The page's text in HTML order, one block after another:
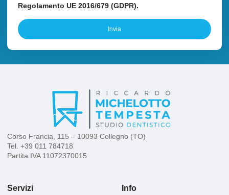
Regolamento UE 2016/679 (GDPR).
Invia
Corso Francia, 115 – 10093 Collegno (TO)
Tel. +39 011 784718
Partita IVA 11072370015
Servizi Info